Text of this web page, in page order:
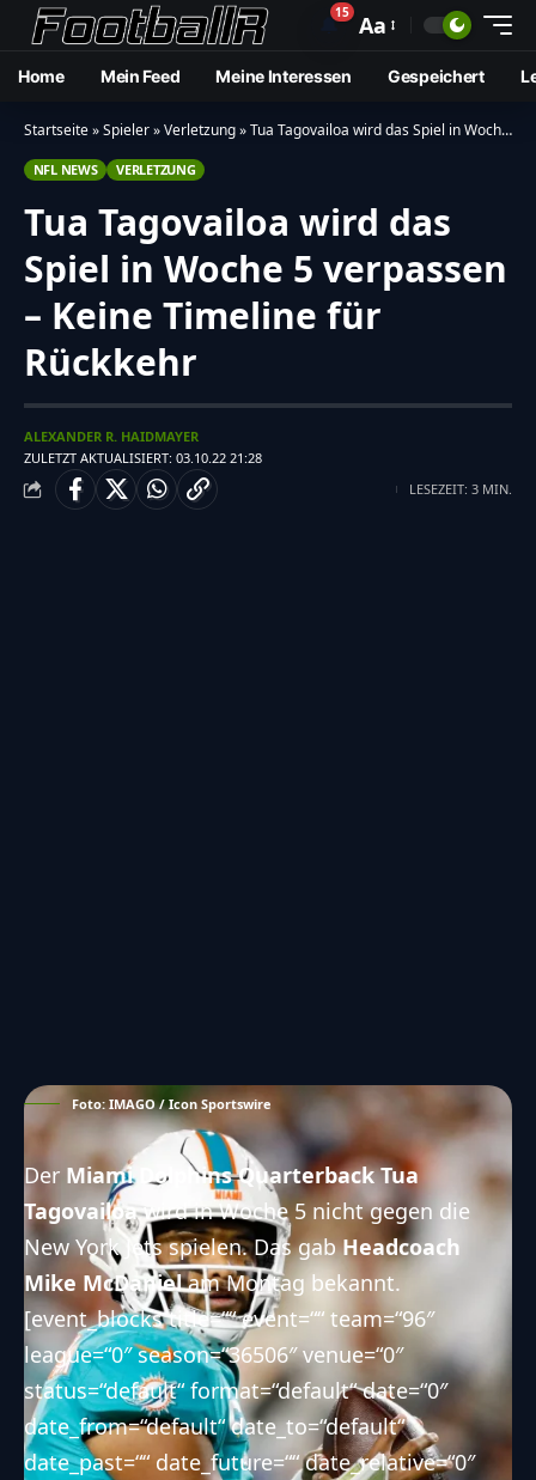
🔔15 Aa
Home Mein Feed Meine Interessen Gespeichert
Startseite»Spieler»Verletzung»Tua Tagovailoa wird das Spiel in Woche 5 verpassen – Keine Timeline für Rückkehr
NFL NEWS VERLETZUNG
Tua Tagovailoa wird das
Spiel in Woche 5 verpassen
– Keine Timeline für
Rückkehr
ZULETZT AKTUALISIERT: 03.10.22 21:28
ALEXANDER R. HAIDMAYER
LESEZEIT: 3 MIN.
Foto: IMAGO / Icon Sportswire
Der Miami Dolphins Quarterback Tua
Tagovailoawird in Woche 5 nicht gegen die
New York Jets spielen. Das gabHeadcoach
Mike McDanielam Montag bekannt.
[event_blocks title=““ event=““ team=“96″
league=“0″ season=“36506″ venue=“0″
status=“default“ format=“default“ date=“0″
date_from=“default“ date_to=“default“
date_past=““ date_future=““ date_relative=“0″